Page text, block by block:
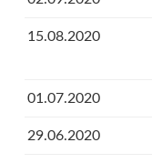
15.08.2020
01.07.2020
29.06.2020